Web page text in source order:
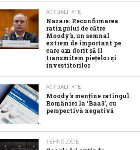
ACTUALITATE
Nazare: Reconfirmarea
ratingului de către
Moody’s, un semnal
extrem de important pe
care am dorit să îl
transmitem piețelor și
investitorilor
ACTUALITATE
Moody’s menține ratingul
României la ‘Baa3’, cu
perspectivă negativă
TEHNOLOGIE